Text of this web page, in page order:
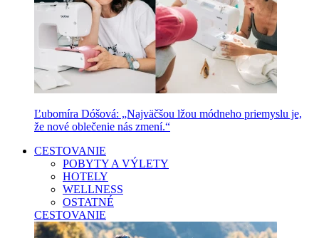
Ľubomíra Dóšová: „Najväčšou lžou módneho priemyslu je,
že nové oblečenie nás zmení.“
CESTOVANIE
POBYTY A VÝLETY
HOTELY
WELLNESS
OSTATNÉ
CESTOVANIE